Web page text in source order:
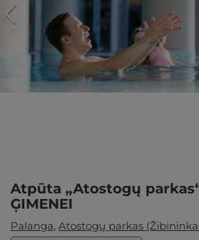
Līdz brīnišķīgai atpūtai atlikuši
PĒRKU
Atpūta „Atostogų
ĢIMENEI
Palanga, Atostogų parkas